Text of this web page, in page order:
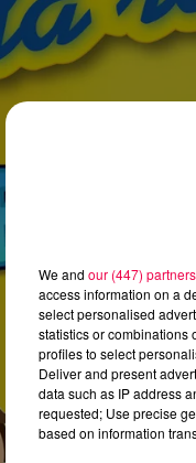
We and our (447) partners
access information on a
select personalised
statistics or combinations
profiles to select
Deliver and present
data such as IP address
requested; Use precise
based on information